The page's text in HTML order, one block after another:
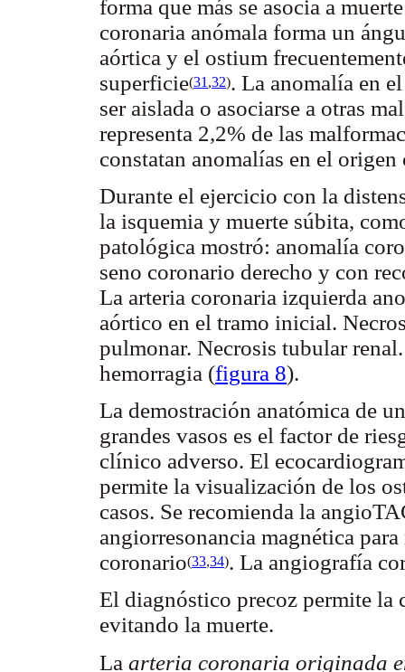
forma que más se asocia a
coronaria anómala forma un
aórtica y el ostium
superficie(31 ,32). La anomalía en
ser aislada o asociarse a otras
representa 2,2% de las
constatan anomalías en el
Durante el ejercicio con la
la isquemia y muerte súbita,
patológica mostró: anomalía
seno coronario derecho y con
La arteria coronaria izquierda
aórtico en el tramo inicial.
pulmonar. Necrosis tubular
hemorragia (figura 8).
La demostración anatómica de
grandes vasos es el factor de
clínico adverso. El
permite la visualización de los
casos. Se recomienda la
angiorresonancia magnética
coronario(33,34). La angiografía
El diagnóstico precoz permite la
evitando la muerte.
La arteria coronaria originada